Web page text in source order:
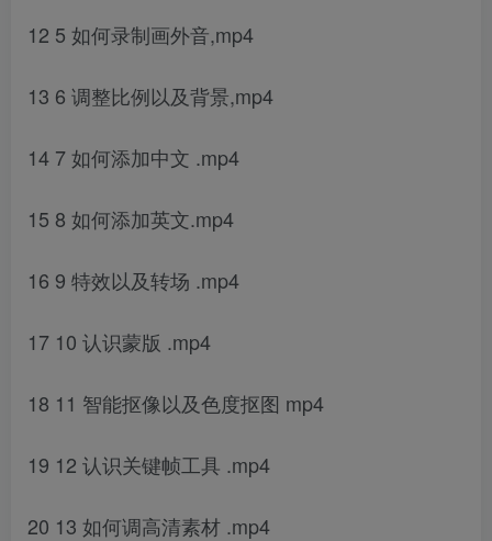
12 5 如何录制画外音,mp4
13 6 调整比例以及背景,mp4
14 7 如何添加中文 .mp4
15 8 如何添加英文.mp4
16 9 特效以及转场 .mp4
17 10 认识蒙版 .mp4
18 11 智能抠像以及色度抠图 mp4
19 12 认识关键帧工具 .mp4
20 13 如何调高清素材 .mp4